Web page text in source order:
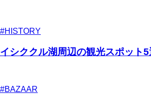
#HISTORY
イシククル湖周辺の観光スポット5
#BAZAAR